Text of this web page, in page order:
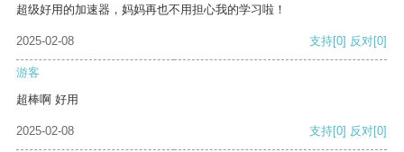
超级好用的加速器，妈妈再也不用担心我的学习啦！
2025-02-08 支持[0] 反对[0]
游客
超棒啊 好用
2025-02-08 支持[0] 反对[0]